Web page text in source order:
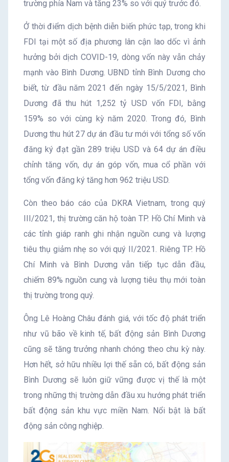
trường phía Nam và tăng 23% so với quý trước đó.
Ở thời điểm dịch bệnh diễn biến phức tạp, trong khi
FDI tại một số địa phương lân cận lao dốc vì ảnh
hưởng bởi dịch COVID-19, dòng vốn này vẫn chảy
mạnh vào Bình Dương. UBND tỉnh Bình Dương cho
biết, từ đầu năm 2021 đến ngày 15/5/2021, Bình
Dương đã thu hút 1,252 tỷ USD vốn FDI, bằng
159% so với cùng kỳ năm 2020. Trong đó, Bình
Dương thu hút 27 dự án đầu tư mới với tổng số vốn
đăng ký đạt gần 289 triệu USD và 64 dự án điều
chỉnh tăng vốn, dự án góp vốn, mua cổ phần với
tổng vốn đăng ký tăng hơn 962 triệu USD.
Còn theo báo cáo của DKRA Vietnam, trong quý
III/2021, thị trường căn hộ toàn TP. Hồ Chí Minh và
các tỉnh giáp ranh ghi nhận nguồn cung và lượng
tiêu thụ giảm nhẹ so với quý II/2021. Riêng TP. Hồ
Chí Minh và Bình Dương vẫn tiếp tục dẫn đầu,
chiếm 89% nguồn cung và lượng tiêu thụ mới toàn
thị trường trong quý.
Ông Lê Hoàng Châu đánh giá, với tốc độ phát triển
như vũ bão về kinh tế, bất động sản Bình Dương
cũng sẽ tăng trưởng nhanh chóng theo chu kỳ này.
Hơn hết, sở hữu nhiều lợi thế sẵn có, bất động sản
Bình Dương sẽ luôn giữ vững được vị thế là một
trong những thị trường dẫn đầu xu hướng phát triển
bất động sản khu vực miền Nam. Nổi bật là bất
động sản công nghiệp.